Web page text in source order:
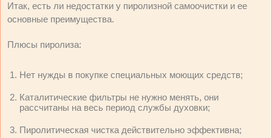
Итак, есть ли недостатки у пиролизной самоочистки и ее
основные преимущества.
Плюсы пиролиза:
Нет нужды в покупке специальных моющих средств;
Каталитические фильтры не нужно менять, они
рассчитаны на весь период службы духовки;
Пиролитическая чистка действительно эффективна;